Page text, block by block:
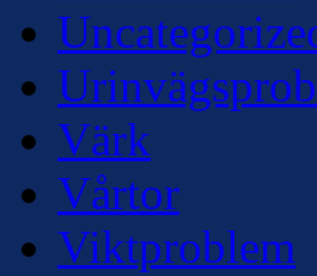
Värk
Vårtor
Viktproblem